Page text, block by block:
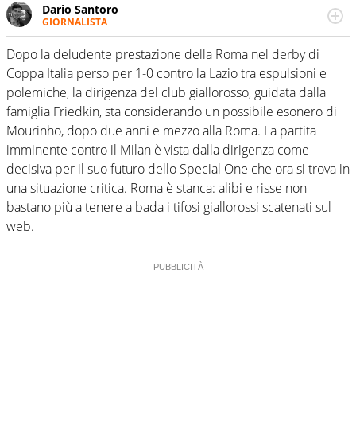
Dario Santoro
GIORNALISTA
Scrive, commenta, racconta lo sport in tutte le
sfaccettature. Tocca l'apice quando ha modo di
concentrarsi sulle interviste ai grandi protagonisti
Dopo la deludente prestazione della Roma nel derby di
Coppa Italia perso per 1-0 contro la Lazio tra espulsioni e
polemiche, la dirigenza del club giallorosso, guidata dalla
famiglia Friedkin, sta considerando un possibile esonero di
Mourinho, dopo due anni e mezzo alla Roma. La partita
imminente contro il Milan è vista dalla dirigenza come
decisiva per il suo futuro dello Special One che ora si trova in
una situazione critica. Roma è stanca: alibi e risse non
bastano più a tenere a bada i tifosi giallorossi scatenati sul
web.